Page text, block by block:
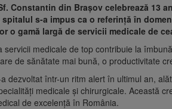
Constantin din Brașov celebrează 13
s-a impus ca o referință în
o gamă largă de servicii medicale de
servicii medicale de top contribuie la
de sănătate mai bună, o productivitate
dezvoltat într-un ritm alert în ultimul an,
medicale și chirurgicale. Această
de excelență în România.